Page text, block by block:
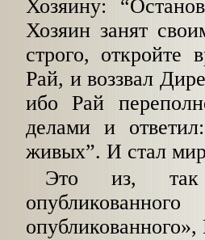
Хозяи­ну: “
Хозяин занят
строго, откройте
Рай, и воззвал
ибо Рай
делами и
живых”. И стал
Это из, так